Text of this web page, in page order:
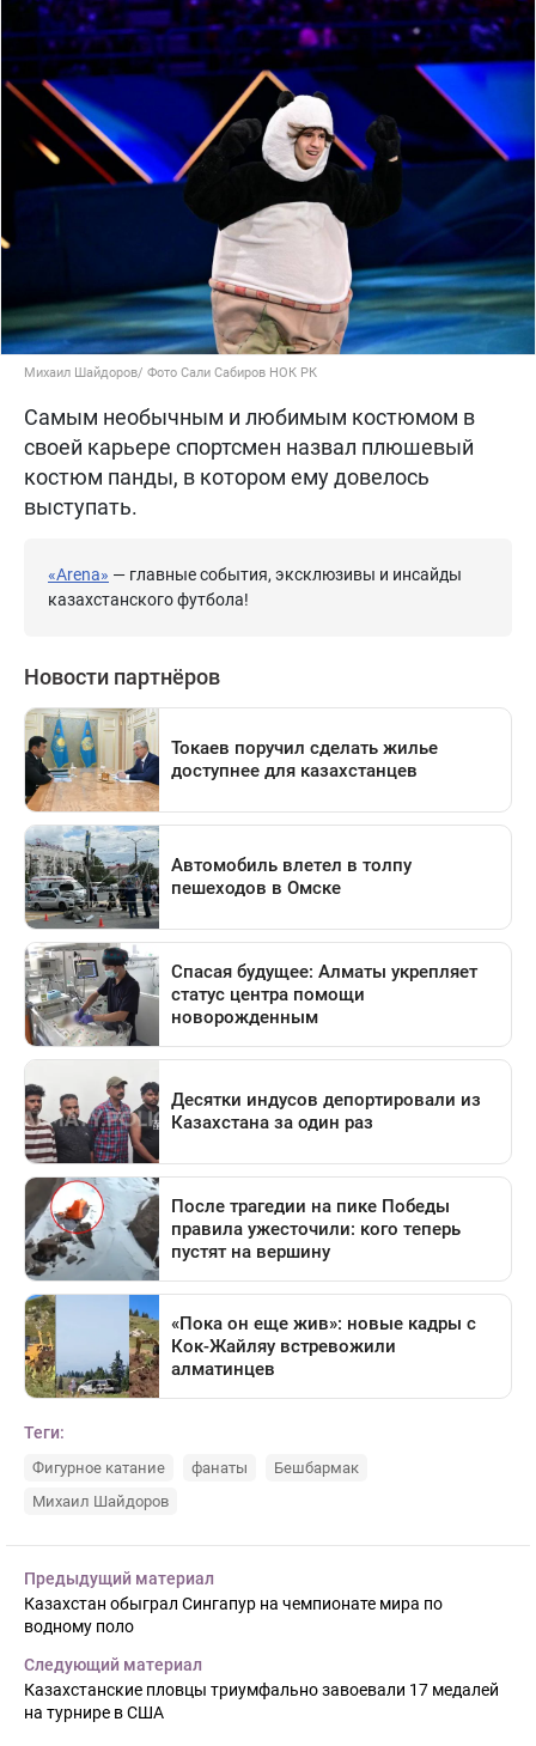
Михаил Шайдоров/ Фото Сали Сабиров НОК РК
Самым необычным и любимым костюмом в
своей карьере спортсмен назвал плюшевый
костюм панды, в котором ему довелось
выступать.
«Arena» — главные события, эксклюзивы и инсайды
казахстанского футбола!
Теги:
Фигурное катание фанаты
Бешбармак
Михаил Шайдоров
Предыдущий материал
Казахстан обыграл Сингапур на чемпионате мира по
водному поло
Следующий материал
Казахстанские пловцы триумфально завоевали 17 медалей
на турнире в США